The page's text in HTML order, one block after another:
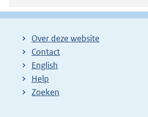
Over deze website
Contact
English
Help
Zoeken